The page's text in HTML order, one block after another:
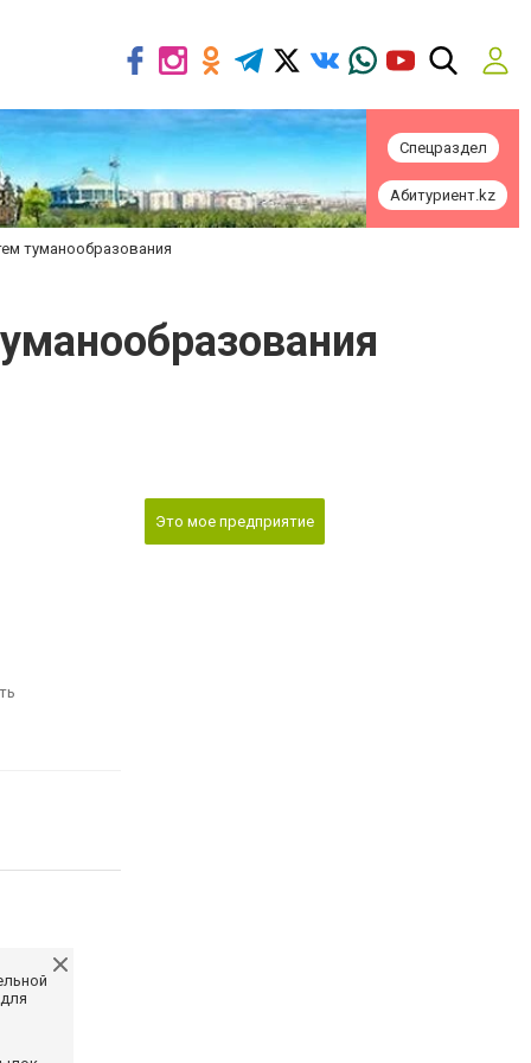
Спецраздел
Абитуриент.kz
туманообразования
Это мое предприятие